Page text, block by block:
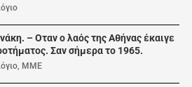
– Οταν ο λαός της Αθήνας έκαιγε
Σαν σήμερα το 1965.
, ΜΜΕ